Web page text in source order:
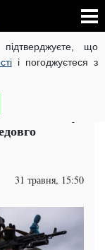
що
і погоджуєтеся з
В УКРАЇНІ
НА РУССКОМ
нову
31 травня, 15:50